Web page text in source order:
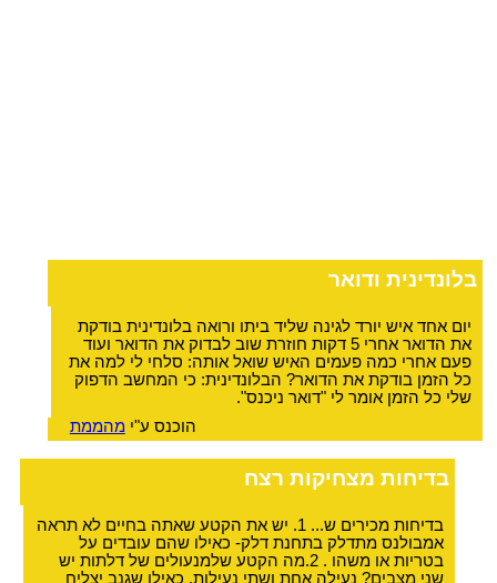
בלונדינית ודואר
יום אחד איש יורד לגינה שליד ביתו ורואה בלונדינית בודקת
את הדואר אחרי 5 דקות חוזרת שוב לבדוק את הדואר ועוד
פעם אחרי כמה פעמים האיש שואל אותה: סלחי לי למה את
כל הזמן בודקת את הדואר? הבלונדינית: כי המחשב הדפוק
שלי כל הזמן אומר לי "דואר ניכנס".
הוכנס ע"ימהממת
בדיחות מצחיקות רצח
בדיחות מכירים ש... 1. יש את הקטע שאתה בחיים לא תראה
אמבולנס מתדלק בתחנת דלק- כאילו שהם עובדים על
בטריות או משהו . 2.מה הקטע שלמנעולים של דלתות יש
שני מצבים? נעילה אחת ושתי נעילות, כאילו שגנב יצליח